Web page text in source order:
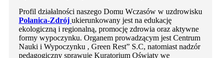
Profil działalności naszego Domu Wczasów w uzdrowisku
Polanica-Zdrój ukierunkowany jest na edukację
ekologiczną i regionalną, promocję zdrowia oraz aktywne
formy wypoczynku. Organem prowadzącym jest Centrum
Nauki i Wypoczynku , Green Rest” S.C, natomiast nadzór
pedagogiczny sprawuje Kuratorium Oświaty we